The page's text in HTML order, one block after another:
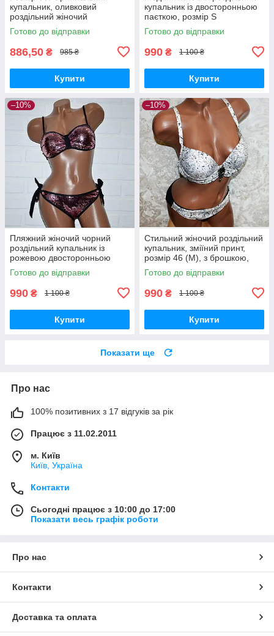
купальник, оливковий
роздільний жіночий
купальник, на зав'язках, з
пушапом
Готово до відправки
886,50 ₴ 985 ₴
Купити
купальник із двосторонньою
паєткою, розмір S
Готово до відправки
990 ₴ 1 100 ₴
Купити
–10%
Пляжний жіночий чорний
роздільний купальник із
рожевою двосторонньою
паєткою, розмір M
Готово до відправки
990 ₴ 1 100 ₴
Купити
–10%
Стильний жіночий роздільний
купальник, зміїний принт,
розмір 46 (M), з брошкою,
пушапом, труси сліпи
Готово до відправки
990 ₴ 1 100 ₴
Купити
Показати ще
Про нас
100% позитивних з 17 відгуків за рік
Працює з 11.02.2011
м. Київ
Київ, Україна
Контакти
Сьогодні працює з 10:00 до 17:00
Показати весь графік роботи
Про нас
Контакти
Доставка та оплата